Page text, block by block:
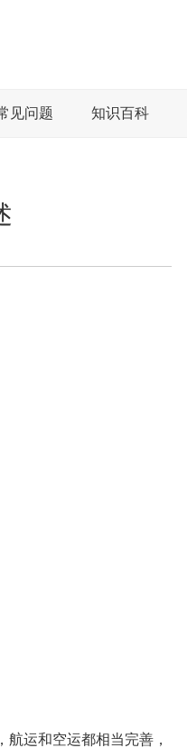
见问题 知识百科
运和空运都相当完善，